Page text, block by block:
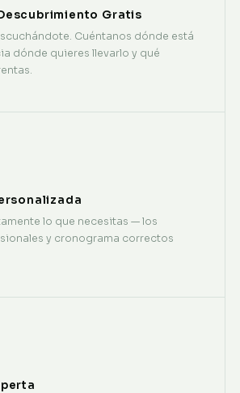
Gratis
Cuéntanos dónde está
dónde quieres llevarlo y qué
lo que necesitas — los
y cronograma correctos